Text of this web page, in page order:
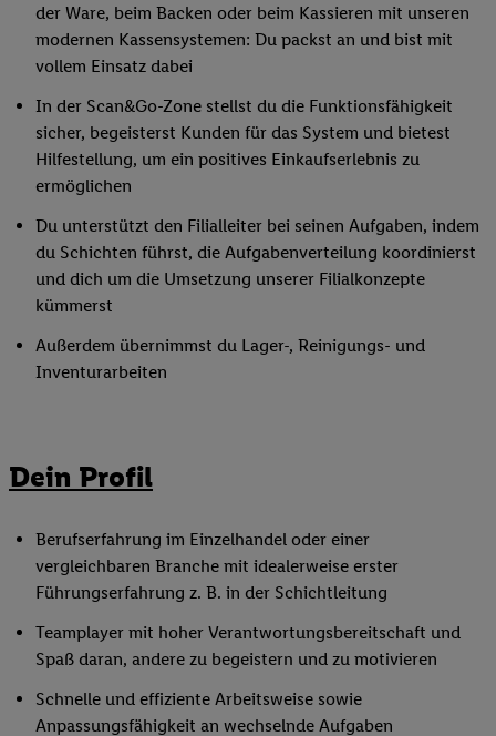
der Ware, beim Backen oder beim Kassieren mit unseren
modernen Kassensystemen: Du packst an und bist mit
vollem Einsatz dabei
In der Scan&Go-Zone stellst du die Funktionsfähigkeit
sicher, begeisterst Kunden für das System und bietest
Hilfestellung, um ein positives Einkaufserlebnis zu
ermöglichen
Du unterstützt den Filialleiter bei seinen Aufgaben, indem
du Schichten führst, die Aufgabenverteilung koordinierst
und dich um die Umsetzung unserer Filialkonzepte
kümmerst
Außerdem übernimmst du Lager-, Reinigungs- und
Inventurarbeiten
Dein Profil
Berufserfahrung im Einzelhandel oder einer
vergleichbaren Branche mit idealerweise erster
Führungserfahrung z. B. in der Schichtleitung
Teamplayer mit hoher Verantwortungsbereitschaft und
Spaß daran, andere zu begeistern und zu motivieren
Schnelle und effiziente Arbeitsweise sowie
Anpassungsfähigkeit an wechselnde Aufgaben